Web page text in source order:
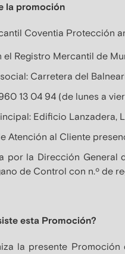
la promoción
Coventia Protección
el Registro Mercantil de
Carretera del
13 04 94 (de lunes a
Edificio Lanzadera,
Atención al Cliente
por la Dirección General
de Control con n.º de
esta Promoción?
la presente